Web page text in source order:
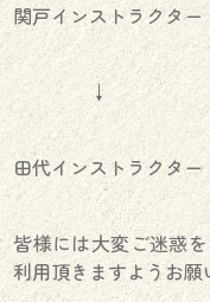
関戸インストラクター
↓
田代インストラクター
皆様には大変ご迷惑
利用頂きますようお